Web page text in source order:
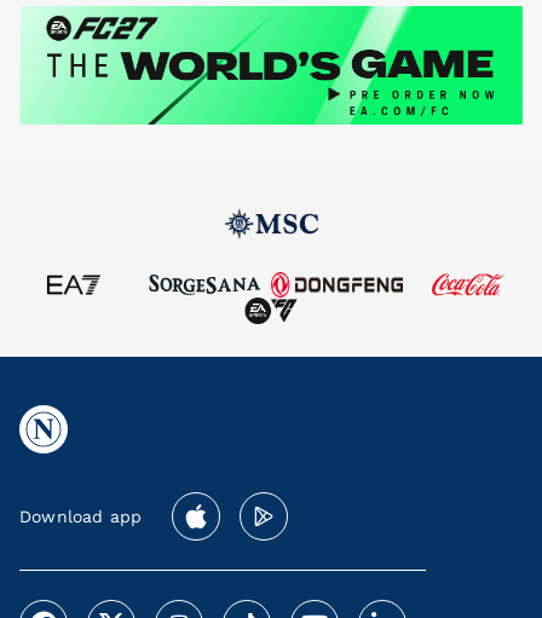
Download app